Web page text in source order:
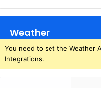
Weather
You need to set the Weather
Integrations.